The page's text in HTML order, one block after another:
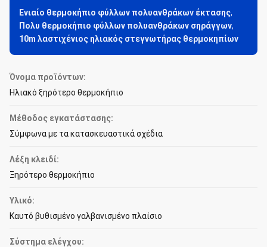
Ενιαίο θερμοκήπιο φύλλων πολυανθράκων έκτασης,
Πολυ θερμοκήπιο φύλλων πολυανθράκων σηράγγων,
10m λαστιχένιος ηλιακός στεγνωτήρας θερμοκηπίων
Όνομα προϊόντων:
Ηλιακό ξηρότερο θερμοκήπιο
Μέθοδος εγκατάστασης:
Σύμφωνα με τα κατασκευαστικά σχέδια
Λέξη κλειδί:
Ξηρότερο θερμοκήπιο
Υλικό:
Καυτό βυθισμένο γαλβανισμένο πλαίσιο
Σύστημα ελέγχου: